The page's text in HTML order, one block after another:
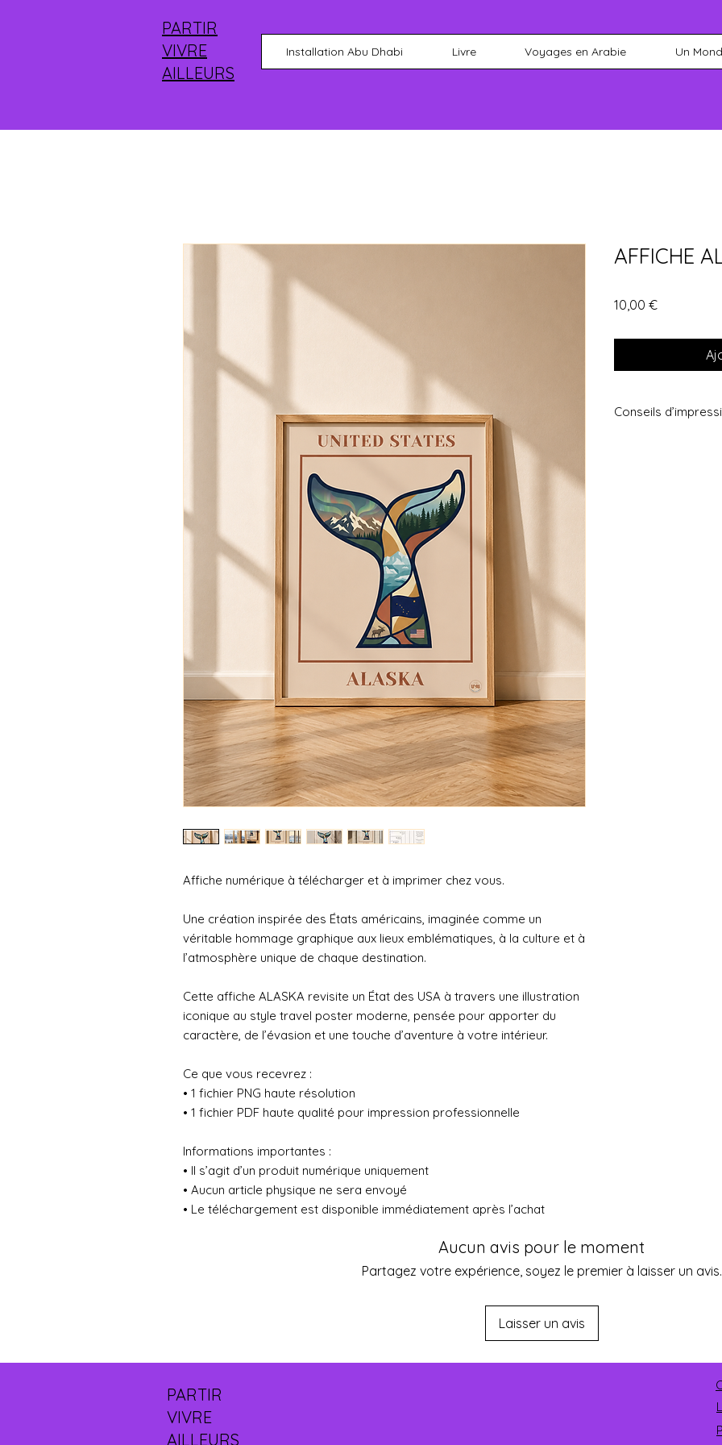
PARTIR
VIVRE
AILLEURS
Installation Abu Dhabi Livre Voyages en Arabie Un
Affiche numérique à télécharger et à imprimer chez vous.
Une création inspirée des États américains, imaginée comme un
véritable hommage graphique aux lieux emblématiques, à la culture et à
l’atmosphère unique de chaque destination.
Cette affiche ALASKA revisite un État des USA à travers une illustration
iconique au style travel poster moderne, pensée pour apporter du
caractère, de l’évasion et une touche d’aventure à votre intérieur.
Ce que vous recevrez :
• 1 fichier PNG haute résolution
• 1 fichier PDF haute qualité pour impression professionnelle
Informations importantes :
• Il s’agit d’un produit numérique uniquement
• Aucun article physique ne sera envoyé
• Le téléchargement est disponible immédiatement après l’achat
AFFICHE
10,00 €Prix
Conseils
Aucun avis pour le moment
Partagez votre expérience, soyez le premier à laisser un avis.
Laisser un avis
PARTIR
VIVRE
AILLEURS